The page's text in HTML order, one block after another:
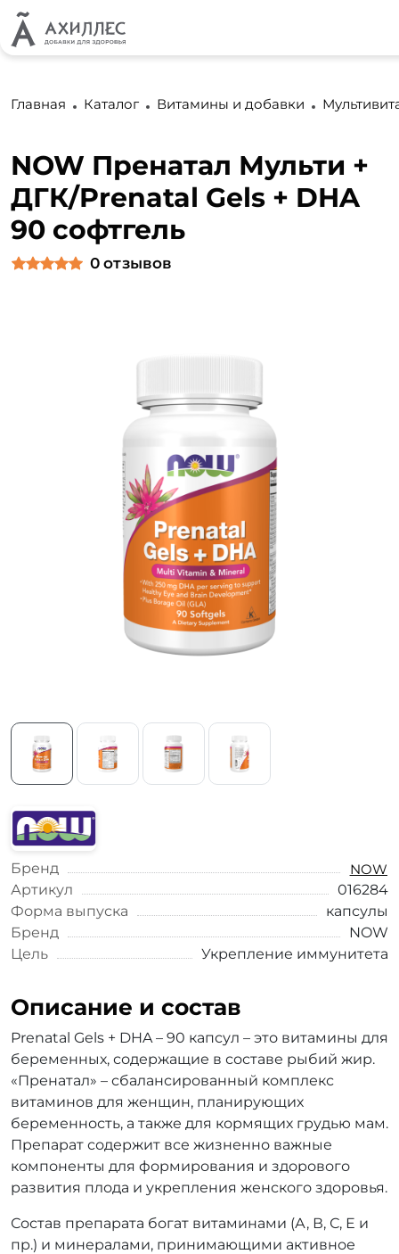
Главная Каталог Витамины и добавки
NOW Пренатал Мульти +
ДГК/Prenatal Gels + DHA
90 софтгель
0 отзывов
Бренд
NOW
Артикул
016284
Форма выпуска
капсулы
Бренд
NOW
Цель
Укрепление иммунитета
Описание и состав
Prenatal Gels + DHA – 90 капсул – это витамины для
беременных, содержащие в составе рыбий жир.
«Пренатал» – сбалансированный комплекс
витаминов для женщин, планирующих
беременность, а также для кормящих грудью мам.
Препарат содержит все жизненно важные
компоненты для формирования и здорового
развития плода и укрепления женского здоровья.
Состав препарата богат витаминами (А, В, С, Е и
пр.) и минералами, принимающими активное